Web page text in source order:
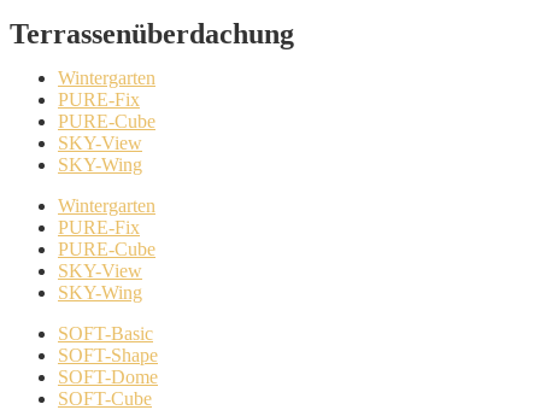
Terrassenüberdachung
Wintergarten
PURE-Fix
PURE-Cube
SKY-View
SKY-Wing
Wintergarten
PURE-Fix
PURE-Cube
SKY-View
SKY-Wing
SOFT-Basic
SOFT-Shape
SOFT-Dome
SOFT-Cube